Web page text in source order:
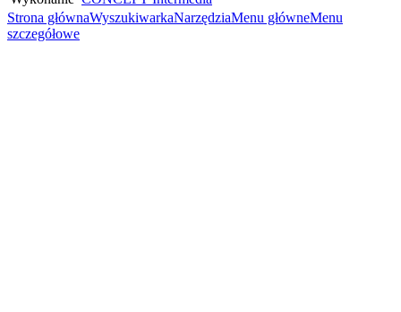
Strona głównaWyszukiwarkaNarzędziaMenu główneMenu
szczegółowe